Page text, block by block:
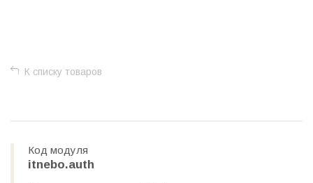
К списку товаров
Код модуля
itnebo.auth